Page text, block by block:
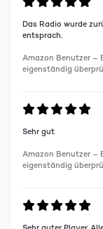
Das Radio wurde
entsprach.
Amazon Benutzer –
eigenständig
Sehr gut
Amazon Benutzer –
eigenständig